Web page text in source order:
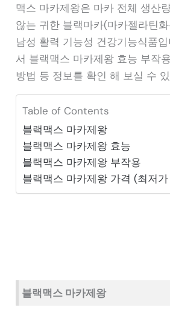
맥스 마카제왕은 마카 전체 생산
않는 귀한 블랙마카(마카젤라틴
남성 활력 기능성 건강기능식품
서 블랙맥스 마카제왕 효능 부작
방법 등 정보를 확인 해 보실 수
Table of Contents
블랙맥스 마카제왕
블랙맥스 마카제왕 효능
블랙맥스 마카제왕 부작용
블랙맥스 마카제왕 가격 (최저
블랙맥스 마카제왕